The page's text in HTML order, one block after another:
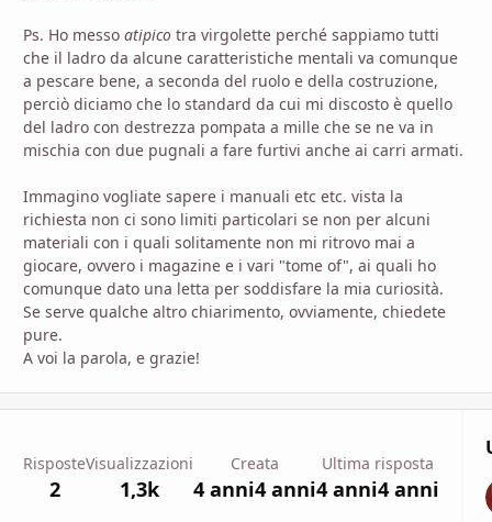
Ps. Ho messo atipico tra virgolette perché sappiamo tutti
che il ladro da alcune caratteristiche mentali va comunque
a pescare bene, a seconda del ruolo e della costruzione,
perciò diciamo che lo standard da cui mi discosto è quello
del ladro con destrezza pompata a mille che se ne va in
mischia con due pugnali a fare furtivi anche ai carri armati.
Immagino vogliate sapere i manuali etc etc. vista la
richiesta non ci sono limiti particolari se non per alcuni
materiali con i quali solitamente non mi ritrovo mai a
giocare, ovvero i magazine e i vari "tome of", ai quali ho
comunque dato una letta per soddisfare la mia curiosità.
Se serve qualche altro chiarimento, ovviamente, chiedete
pure.
A voi la parola, e grazie!
Risposte
2
Visualizzazioni
1,3k
Creata
4 anni4 anni
Ultima risposta
4 anni4 anni